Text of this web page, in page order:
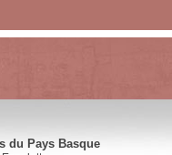
du Pays Basque